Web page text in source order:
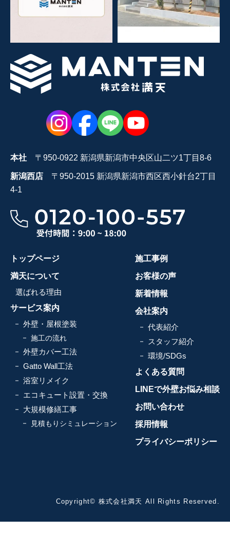
本社 〒950-0922 新潟県新潟市中央区山二ツ1丁目8-6
新潟西店 〒950-2015 新潟県新潟市西区西小針台2丁目
4-1
トップページ
満天について
選ばれる理由
サービス案内
外壁・屋根塗装
施工の流れ
外壁カバー工法
Gatto Wall工法
浴室リメイク
エコキュート設置・交換
大規模修繕工事
見積もりシミュレーション
施工事例
お客様の声
新着情報
会社案内
代表紹介
スタッフ紹介
環境/SDGs
よくある質問
LINEで外壁お悩み相談
お問い合わせ
採用情報
プライバシーポリシー
Copyright© 株式会社満天 All Rights Reserved.